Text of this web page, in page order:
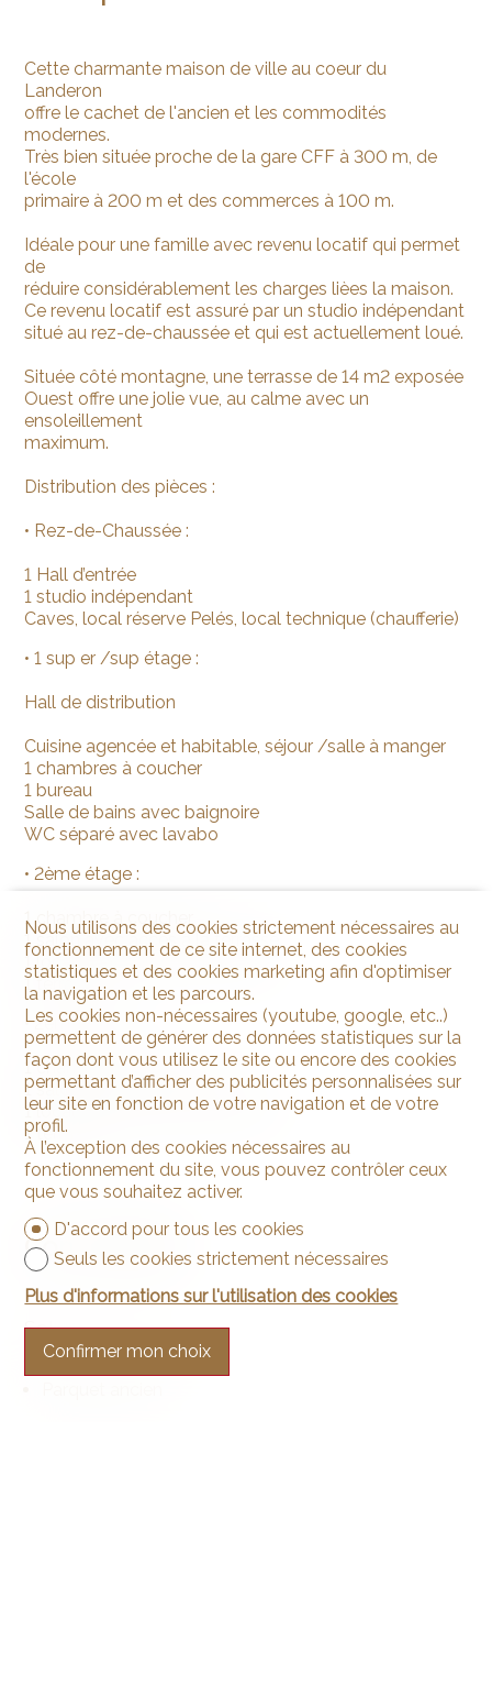
Cette charmante maison de ville au coeur du
Landeron
offre le cachet de l'ancien et les commodités
modernes.
Très bien située proche de la gare CFF à 300 m, de
l'école
primaire à 200 m et des commerces à 100 m.
Idéale pour une famille avec revenu locatif qui permet
de
réduire considérablement les charges lièes la maison.
Ce revenu locatif est assuré par un studio indépendant
situé au rez-de-chaussée et qui est actuellement loué.
Située côté montagne, une terrasse de 14 m2 exposée
Ouest offre une jolie vue, au calme avec un
ensoleillement
maximum.
Distribution des pièces :
• Rez-de-Chaussée :
1 Hall d’entrée
1 studio indépendant
Caves, local réserve Pelés, local technique (chaufferie)
• 1 sup er /sup étage :
Hall de distribution
Cuisine agencée et habitable, séjour /salle à manger
1 chambres à coucher
1 bureau
Salle de bains avec baignoire
WC séparé avec lavabo
• 2ème étage :
1 chambre à coucher
1 salon avec accès à la terrasse
1 local avec colonne de lavage
1 terrasse
• 2ème étage :
1 chambre à coucher
1 salon avec accès à la terrasse
1 local avec colonne de lavage
1 terrasse
Commodités
Sol
Parquet mosaïque
Nous utilisons des cookies strictement nécessaires au
fonctionnement de ce site internet, des cookies
statistiques et des cookies marketing afin d'optimiser
la navigation et les parcours.
Les cookies non-nécessaires (youtube, google, etc..)
permettent de générer des données statistiques sur la
façon dont vous utilisez le site ou encore des cookies
permettant d’afficher des publicités personnalisées sur
leur site en fonction de votre navigation et de votre
profil.
À l’exception des cookies nécessaires au
fonctionnement du site, vous pouvez contrôler ceux
que vous souhaitez activer.
D'accord pour tous les cookies
Seuls les cookies strictement nécessaires
Plus d'informations sur l'utilisation des cookies
Confirmer mon choix